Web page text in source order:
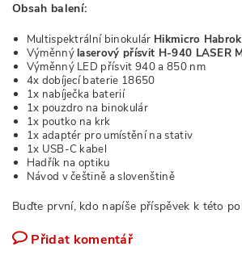
Obsah balení:
Multispektrální binokulár Hikmicro
Výměnnýlaserový přísvit H-940 LASER
Výměnný LED přísvit 940 a 850 nm
4x dobíjecí baterie 18650
1x nabíječka baterií
1x pouzdro na binokulár
1x poutko na krk
1x adaptér pro umístění na stativ
1x USB-C kabel
Hadřík na optiku
Návod v češtině a slovenštině
Buďte první, kdo napíše příspěvek k této
Přidat komentář